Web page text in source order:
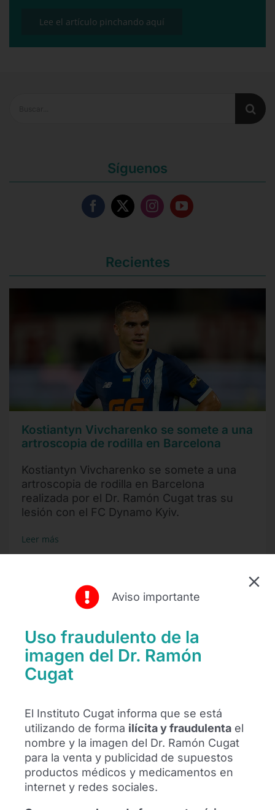
Lee el artículo pinchando aquí
Síguenos
Recientes
Kostiantyn Vivcharenko se somete a una
artroscopia de rodilla en Barcelona
Kostiantyn Vivcharenko se somete a una
artroscopia de rodilla en Barcelona
realizada por el Dr. Ramón Cugat tras su
lesión con el FC Dynamo Kyiv.
Leer más
El futbolista Alexis Sánchez se
reencuentra con el Dr. Ramón Cugat en
Barcelona
El futbolista Alexis Sánchez se ha
reencontrado con el Dr. Ramón Cugat en
Barcelona para mostrar su agradecimiento
Aviso importante
Uso fraudulento de la
imagen del Dr. Ramón
Cugat
El Instituto Cugat informa que se está
utilizando de forma ilícita y fraudulenta el
nombre y la imagen del Dr. Ramón Cugat
para la venta y publicidad de supuestos
productos médicos y medicamentos en
internet y redes sociales.